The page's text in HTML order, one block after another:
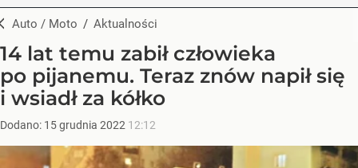
Auto / Moto / Aktualności
14 lat temu zabił człowieka
po pijanemu. Teraz znów napił się
i wsiadł za kółko
Dodano: 15grudnia 2022 12:12